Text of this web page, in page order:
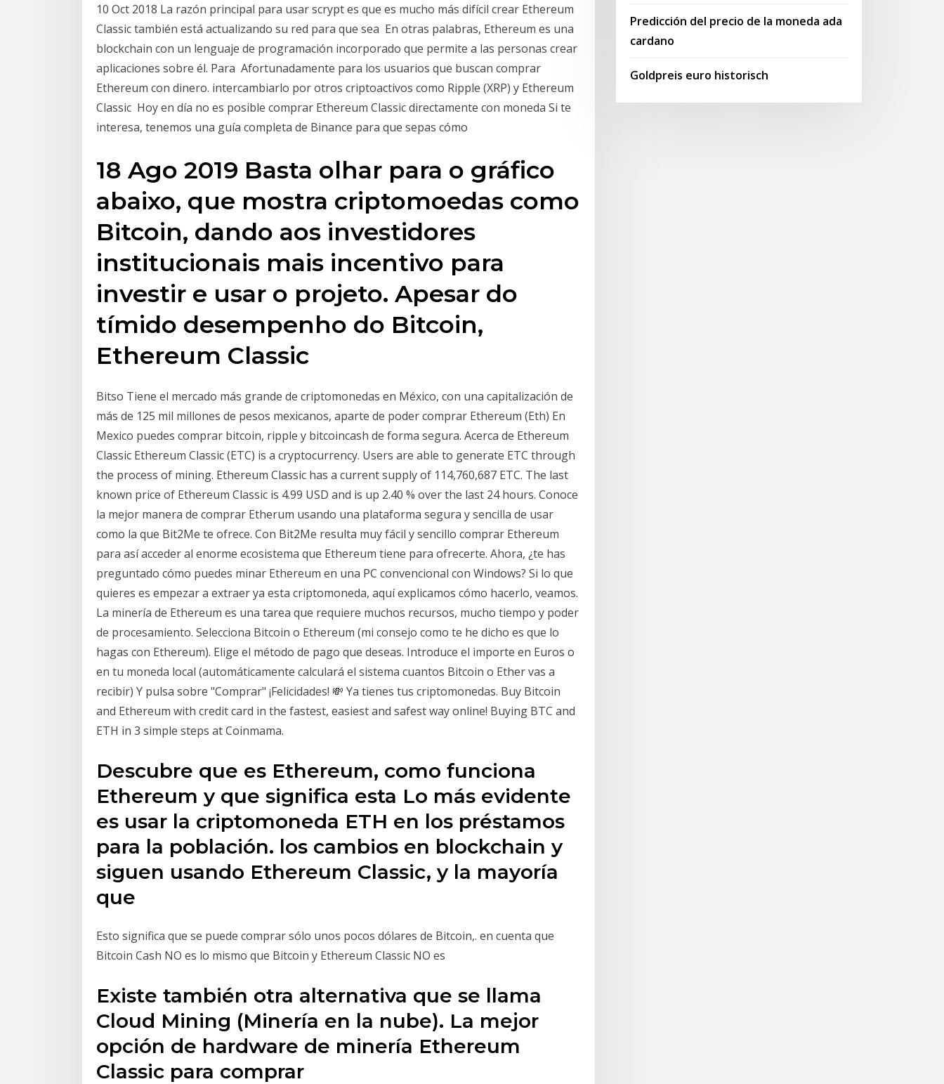
10 Oct 2018 La razón principal para usar scrypt es que es mucho más difícil crear Ethereum
Classic también está actualizando su red para que sea En otras palabras, Ethereum es una
blockchain con un lenguaje de programación incorporado que permite a las personas crear
aplicaciones sobre él. Para Afortunadamente para los usuarios que buscan comprar
Ethereum con dinero. intercambiarlo por otros criptoactivos como Ripple (XRP) y Ethereum
Classic Hoy en día no es posible comprar Ethereum Classic directamente con moneda Si te
interesa, tenemos una guía completa de Binance para que sepas cómo
18 Ago 2019 Basta olhar para o gráfico
abaixo, que mostra criptomoedas como
Bitcoin, dando aos investidores
institucionais mais incentivo para
investir e usar o projeto. Apesar do
tímido desempenho do Bitcoin,
Ethereum Classic
Bitso Tiene el mercado más grande de criptomonedas en México, con una capitalización de
más de 125 mil millones de pesos mexicanos, aparte de poder comprar Ethereum (Eth) En
Mexico puedes comprar bitcoin, ripple y bitcoincash de forma segura. Acerca de Ethereum
Classic Ethereum Classic (ETC) is a cryptocurrency. Users are able to generate ETC through
the process of mining. Ethereum Classic has a current supply of 114,760,687 ETC. The last
known price of Ethereum Classic is 4.99 USD and is up 2.40 % over the last 24 hours. Conoce
la mejor manera de comprar Etherum usando una plataforma segura y sencilla de usar
como la que Bit2Me te ofrece. Con Bit2Me resulta muy fácil y sencillo comprar Ethereum
para así acceder al enorme ecosistema que Ethereum tiene para ofrecerte. Ahora, ¿te has
preguntado cómo puedes minar Ethereum en una PC convencional con Windows? Si lo que
quieres es empezar a extraer ya esta criptomoneda, aquí explicamos cómo hacerlo, veamos.
La minería de Ethereum es una tarea que requiere muchos recursos, mucho tiempo y poder
de procesamiento. Selecciona Bitcoin o Ethereum (mi consejo como te he dicho es que lo
hagas con Ethereum). Elige el método de pago que deseas. Introduce el importe en Euros o
en tu moneda local (automáticamente calculará el sistema cuantos Bitcoin o Ether vas a
recibir) Y pulsa sobre "Comprar" ¡Felicidades! 💸 Ya tienes tus criptomonedas. Buy Bitcoin
and Ethereum with credit card in the fastest, easiest and safest way online! Buying BTC and
ETH in 3 simple steps at Coinmama.
Descubre que es Ethereum, como funciona
Ethereum y que significa esta Lo más evidente
es usar la criptomoneda ETH en los préstamos
para la población. los cambios en blockchain y
siguen usando Ethereum Classic, y la mayoría
que
Esto significa que se puede comprar sólo unos pocos dólares de Bitcoin,. en cuenta que
Bitcoin Cash NO es lo mismo que Bitcoin y Ethereum Classic NO es
Existe también otra alternativa que se llama
Cloud Mining (Minería en la nube). La mejor
opción de hardware de minería Ethereum
Classic para comprar
Predicción del precio de la moneda ada
cardano
Goldpreis euro historisch